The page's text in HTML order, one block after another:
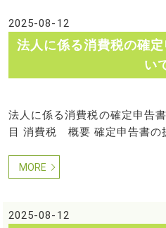
2025-08-12
法人に係る消費税の確
い
法人に係る消費税の確定申告
目 消費税 概要 確定申告書の
MORE
2025-08-12